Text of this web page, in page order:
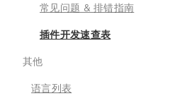
常见问题 & 排错指南
插件开发速查表
其他
语言列表